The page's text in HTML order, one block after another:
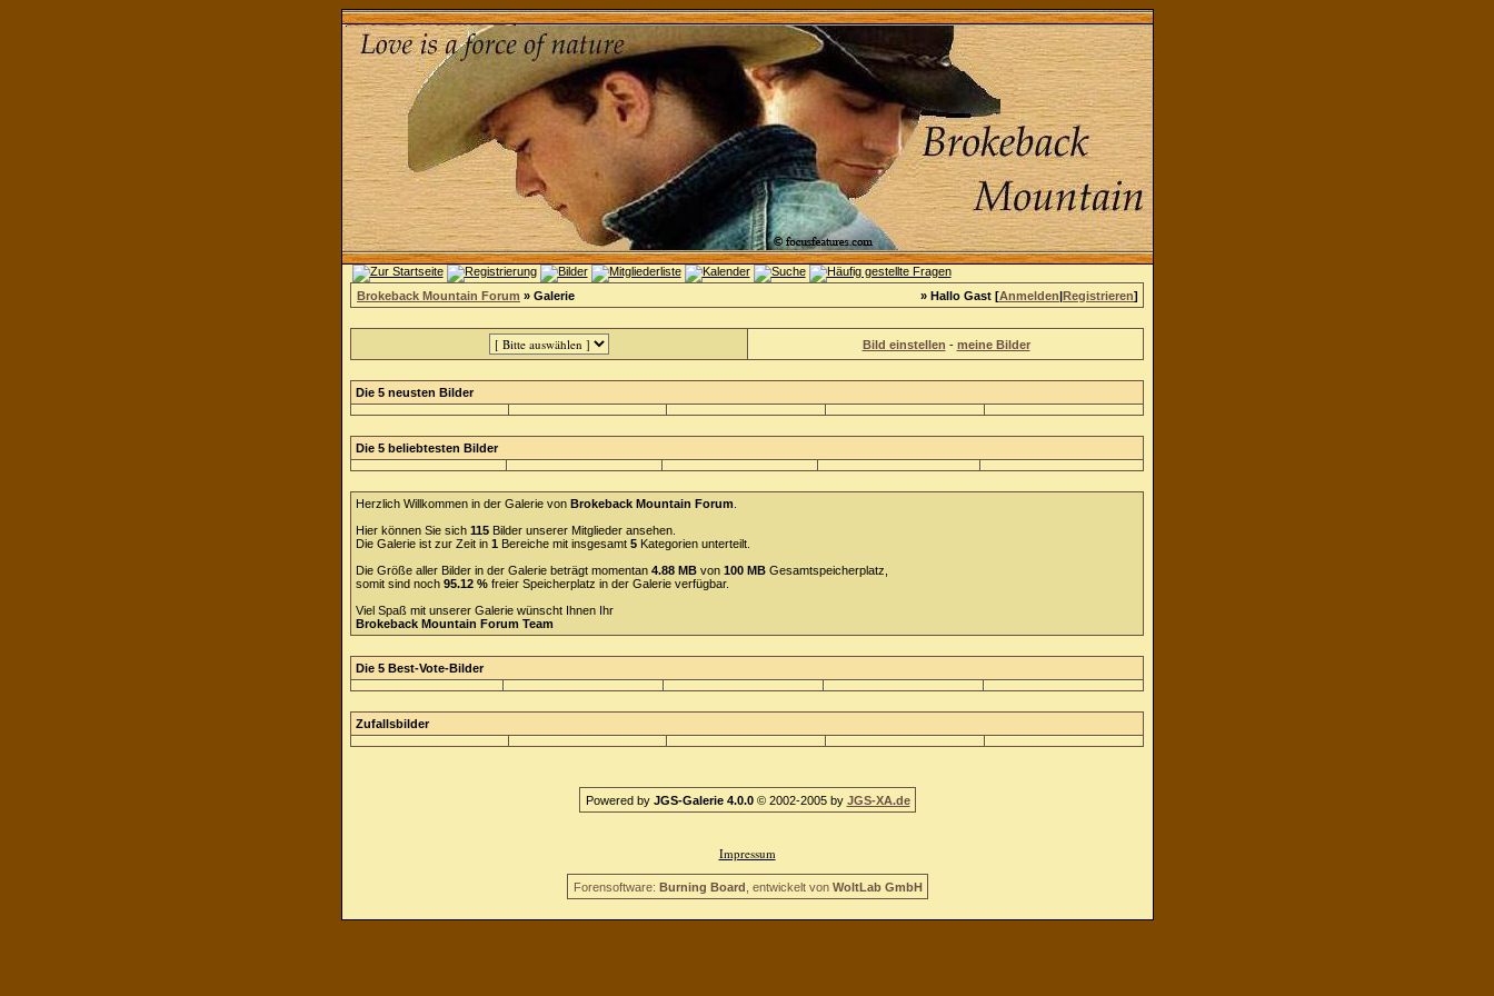
Brokeback Mountain Forum » Galerie » Hallo Gast [Anmelden|Registrieren]
Bild einstellen - meine Bilder
Die 5 neusten Bilder
Die 5 beliebtesten Bilder
Herzlich Willkommen in der Galerie von Brokeback Mountain Forum
Hier können Sie sich 115 Bilder unserer Mitglieder ansehen.
Die Galerie ist zur Zeit in 1 Bereiche mit insgesamt 5 Kategorien unterteilt.
Die Größe aller Bilder in der Galerie beträgt momentan 4.88 MB von 100 MB Gesamtspeicherplatz,
somit sind noch 95.12 % freier Speicherplatz in der Galerie verfügbar.
Viel Spaß mit unserer Galerie wünscht Ihnen Ihr
Brokeback Mountain Forum Team
Die 5 Best-Vote-Bilder
Zufallsbilder
Powered by JGS-Galerie 4.0.0© 2002-2005 by JGS-XA.de
Impressum
Forensoftware: Burning Board , entwickelt von WoltLab GmbH